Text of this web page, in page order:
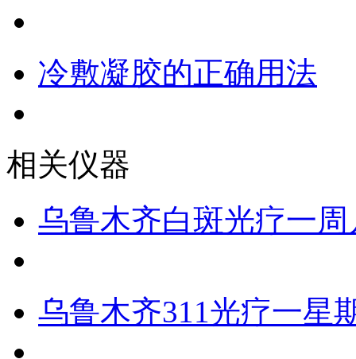
冷敷凝胶的正确用法
相关仪器
乌鲁木齐白斑光疗一
乌鲁木齐311光疗一星